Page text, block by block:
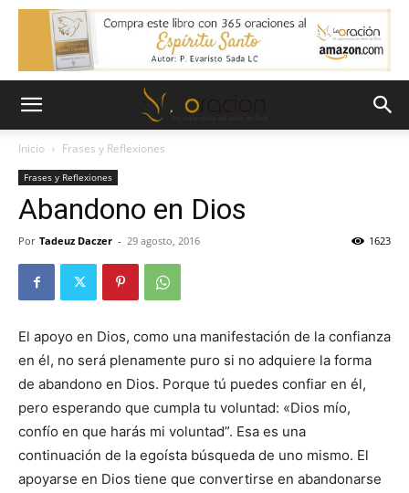
Inicio Frases y Reflexiones
Frases y Reflexiones
Abandono en Dios
Por Tadeuz Daczer - 29 agosto, 2016 1623
El apoyo en Dios, como una manifestación de la confianza
en él, no será plenamente puro si no adquiere la forma
de abandono en Dios. Porque tú puedes confiar en él,
pero esperando que cumpla tu voluntad: «Dios mío,
confío en que harás mi voluntad”. Esa es una
continuación de la egoísta búsqueda de uno mismo. El
apoyarse en Dios tiene que convertirse en abandonarse